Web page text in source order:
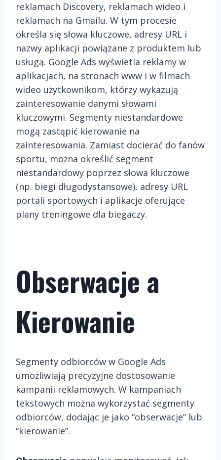
reklamach Discovery, reklamach wideo i
reklamach na Gmailu. W tym procesie
określa się słowa kluczowe, adresy URL i
nazwy aplikacji powiązane z produktem lub
usługą. Google Ads wyświetla reklamy w
aplikacjach, na stronach www i w filmach
wideo użytkownikom, którzy wykazują
zainteresowanie danymi słowami
kluczowymi. Segmenty niestandardowe
mogą zastąpić kierowanie na
zainteresowania. Zamiast docierać do fanów
sportu, można określić segment
niestandardowy poprzez słowa kluczowe
(np. biegi długodystansowe), adresy URL
portali sportowych i aplikacje oferujące
plany treningowe dla biegaczy.
Obserwacje a
Kierowanie
Segmenty odbiorców w Google Ads
umożliwiają precyzyjne dostosowanie
kampanii reklamowych. W kampaniach
tekstowych można wykorzystać segmenty
odbiorców, dodając je jako “obserwacje” lub
“kierowanie”.